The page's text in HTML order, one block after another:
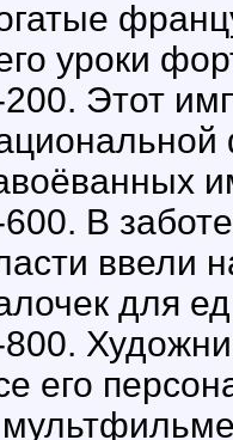
уроки
200. Этот
В
ввели
для
его